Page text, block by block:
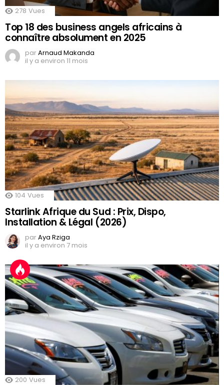
278 Vues
Top 18 des business angels africains à
connaître absolument en 2025
parArnaud Makanda
il y a environ 11 mois
104 Vues
Starlink Afrique du Sud : Prix, Dispo,
Installation & Légal (2026)
parAya Rziga
il y a environ 7 mois
200 Vues